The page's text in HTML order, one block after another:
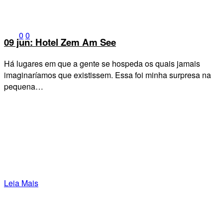
0 0
09 jun: Hotel Zem Am See
Há lugares em que a gente se hospeda os quais jamais
imaginaríamos que existissem. Essa foi minha surpresa na
pequena…
Leia Mais